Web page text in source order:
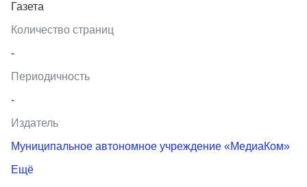
Газета
Количество страниц
-
Периодичность
-
Издатель
Муниципальное автономное учреждение «МедиаКом»
Ещё